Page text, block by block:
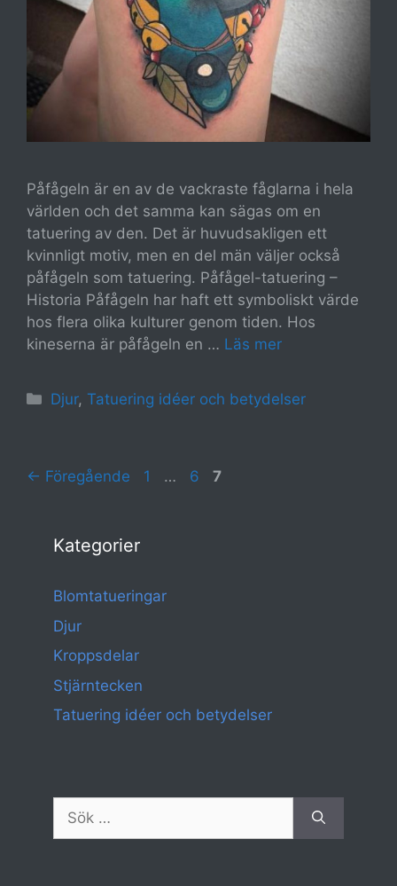
Påfågeln är en av de vackraste fåglarna i hela
världen och det samma kan sägas om en
tatuering av den. Det är huvudsakligen ett
kvinnligt motiv, men en del män väljer också
påfågeln som tatuering. Påfågel-tatuering –
Historia Påfågeln har haft ett symboliskt värde
hos flera olika kulturer genom tiden. Hos
kineserna är påfågeln en … Läs mer
Kategorier
Djur, Tatuering idéer och betydelser
← Föregående Sida
1 … Sida
6 Sida
7
Kategorier
Blomtatueringar
Djur
Kroppsdelar
Stjärntecken
Tatuering idéer och betydelser
Sök
efter: